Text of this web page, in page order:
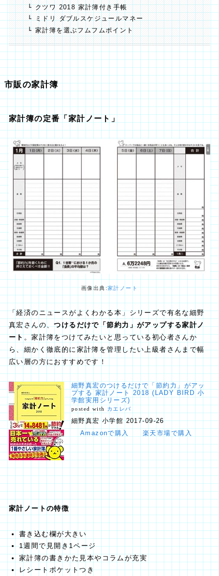
クツワ 2018 家計簿付き手帳
ミドリ ダブルスケジュールマネー
家計簿を選ぶフムフムポイント
市販の家計簿
家計簿の定番「家計ノート」
画像出典:家計ノート
「経済のニュースがよくわかる本」シリーズで有名な細野
真宏さんの、つけるだけで「節約力」がアップする家計ノ
ート。家計簿をつけてみたいと思っている初心者さんか
ら、細かく徹底的に家計簿を管理したい上級者さんまで幅
広い層の方におすすめです！
細野真宏のつけるだけで「節約力」がアッ
プする 家計ノート 2018 (LADY BIRD 小
学館実用シリーズ)
posted with カエレバ
細野真宏 小学館 2017-09-26
Amazonで購入
楽天市場で購入
家計ノートの特徴
書き込む欄が大きい
1週間で見開き1ページ
家計簿の書きかた見本やコラムが充実
レシートポケットつき